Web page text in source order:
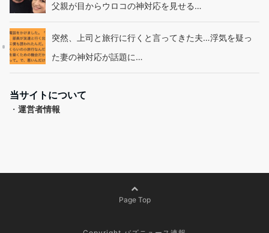
父親が目からウロコの神対応を見せる…
突然、上司と旅行に行くと言ってきた夫…浮気を疑っ
た妻の神対応が話題に…
当サイトについて
・ 運営者情報
Page Top